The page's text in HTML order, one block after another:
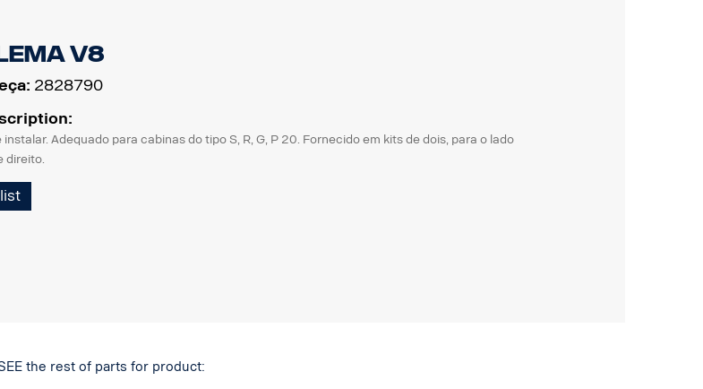
V8
2828790
instalar. Adequado para cabinas do tipo S, R, G, P 20. Fornecido em kits de dois, para o lado
direito.
the rest of parts for product: